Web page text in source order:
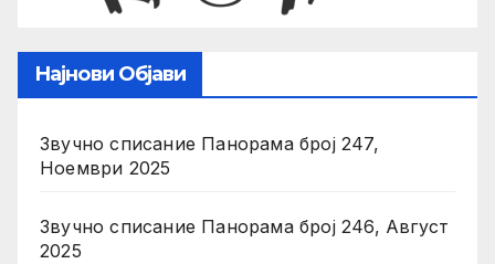
Најнови Објави
Звучно списание Панорама број 247,
Ноември 2025
Звучно списание Панорама број 246, Август
2025